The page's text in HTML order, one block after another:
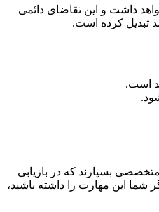
داشت و این تقاضای دائمی
تبدیل کرده است.
است.
بسپارند که در بازیابی
این مهارت را داشته باشید،